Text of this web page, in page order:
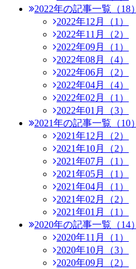
2022年の記事一覧（18）
2022年12月（1）
2022年11月（2）
2022年09月（1）
2022年08月（4）
2022年06月（2）
2022年04月（4）
2022年02月（1）
2022年01月（3）
2021年の記事一覧（10）
2021年12月（2）
2021年10月（2）
2021年07月（1）
2021年05月（1）
2021年04月（1）
2021年02月（2）
2021年01月（1）
2020年の記事一覧（14）
2020年11月（1）
2020年10月（3）
2020年09月（2）